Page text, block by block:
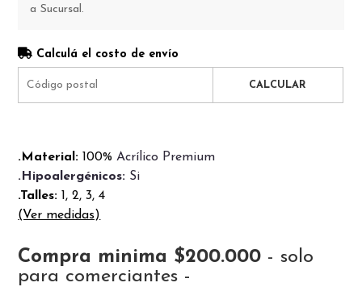
a Sucursal.
Calculá el costo de envío
CALCULAR
.Material:100%Acrílico Premium
.Hipoalergénicos: Si
.Talles: 1, 2, 3, 4
(Ver medidas)
Compra minima $200.000 - solo
para comerciantes -